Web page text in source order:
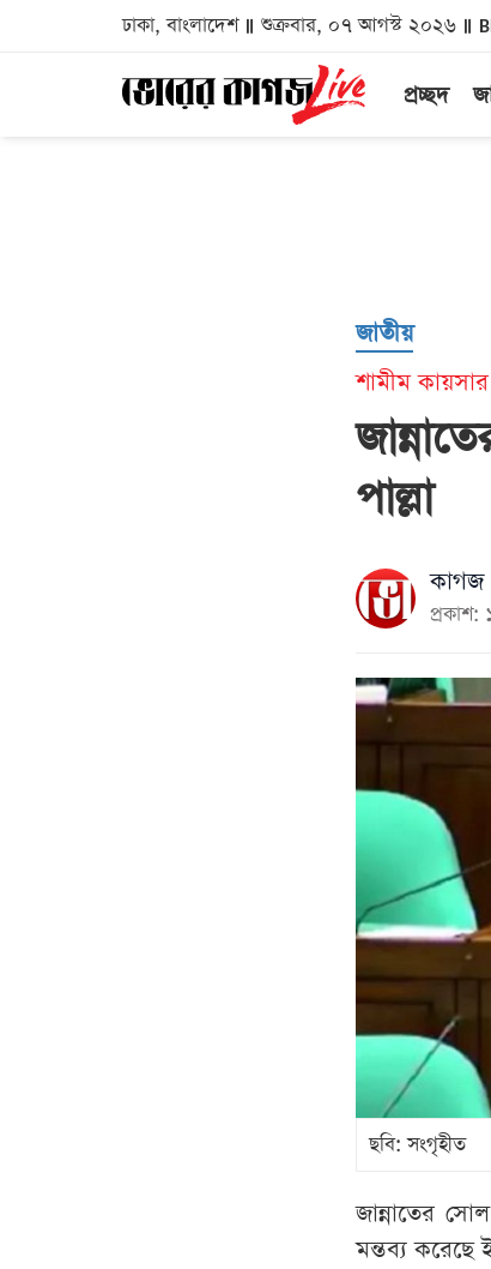
ঢাকা, বাংলাদেশ শুক্রবার, ০৭ আগস্ট ২০২৬
প্রচ্ছদ
জাতীয়
শামীম কায়সার
পাল্লা
কাগজ
ছবি: সংগৃহীত
জান্নাতের
মন্তব্য করেছে